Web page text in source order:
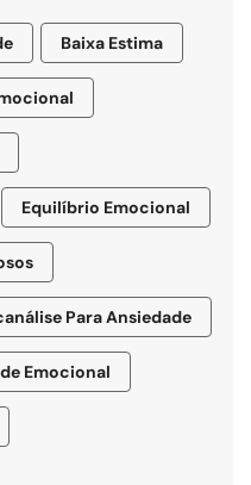
Baixa Estima
Equilíbrio Emocional
Para Ansiedade
Emocional